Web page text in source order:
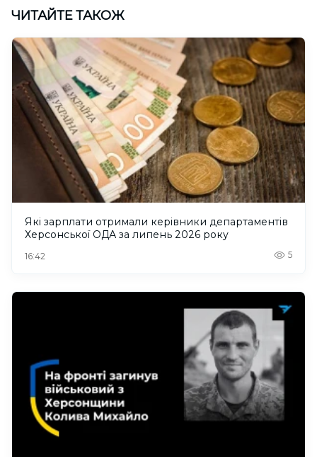
ЧИТАЙТЕ ТАКОЖ
Які зарплати отримали керівники департаментів
Херсонської ОДА за липень 2026 року
16:42 5